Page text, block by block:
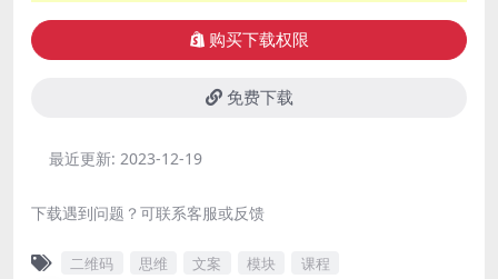
购买下载权限
免费下载
最近更新: 2023-12-19
下载遇到问题？可联系客服或反馈
二维码 思维 文案 模块 课程